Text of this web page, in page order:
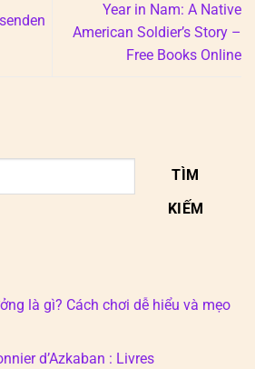
Year in Nam: A Native
American Soldier’s Story –
Free Books Online
TÌM
KIẾM
là gì? Cách chơi dễ hiểu và mẹo
d’Azkaban : Livres